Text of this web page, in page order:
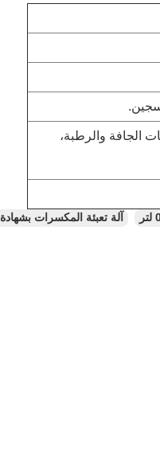
الجافة والرطبة،
آلة تعبئة المكسرات بشهادة CE